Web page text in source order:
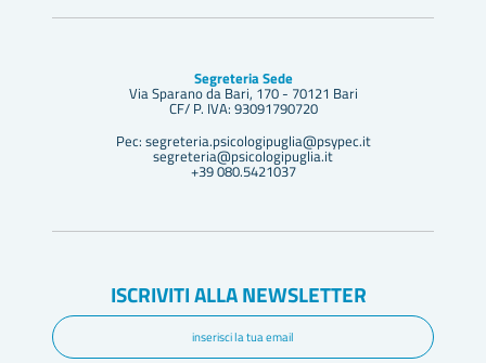
Segreteria Sede
Via Sparano da Bari, 170 - 70121 Bari
CF/ P. IVA: 93091790720
Pec: segreteria.psicologipuglia@psypec.it
segreteria@psicologipuglia.it
+39 080.5421037
ISCRIVITI ALLA NEWSLETTER